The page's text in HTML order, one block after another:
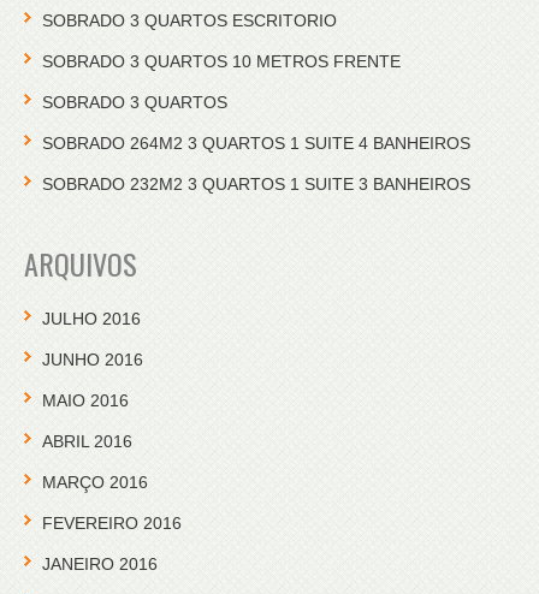
SOBRADO 3 QUARTOS ESCRITORIO
SOBRADO 3 QUARTOS 10 METROS FRENTE
SOBRADO 3 QUARTOS
SOBRADO 264M2 3 QUARTOS 1 SUITE 4 BANHEIROS
SOBRADO 232M2 3 QUARTOS 1 SUITE 3 BANHEIROS
ARQUIVOS
JULHO 2016
JUNHO 2016
MAIO 2016
ABRIL 2016
MARÇO 2016
FEVEREIRO 2016
JANEIRO 2016